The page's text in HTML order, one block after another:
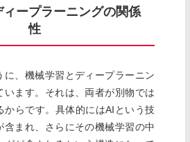
ープラーニングの関係
性
に、機械学習とディープラーニン
います。それは、両者が別物では
からです。具体的にはAIという技
含まれ、さらにその機械学習の中